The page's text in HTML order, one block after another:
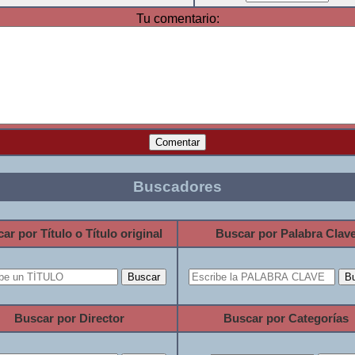
Tu comentario:
Buscadores
por Título o Título original Buscar por Palabra
Buscar por Director Buscar por Categorías